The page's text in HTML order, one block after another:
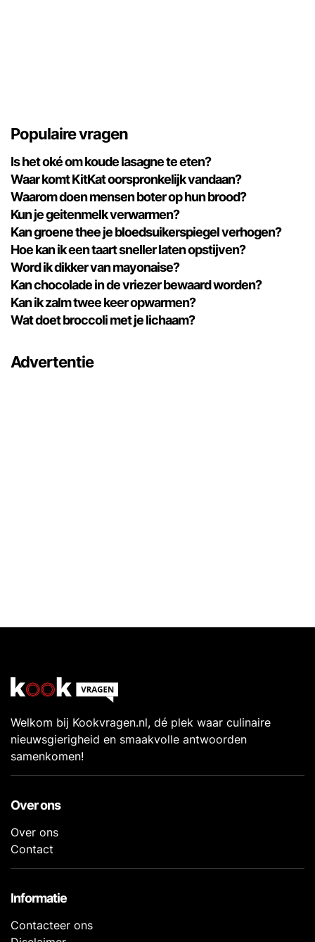
Populaire vragen
Is het oké om koude lasagne te eten?
Waar komt KitKat oorspronkelijk vandaan?
Waarom doen mensen boter op hun brood?
Kun je geitenmelk verwarmen?
Kan groene thee je bloedsuikerspiegel verhogen?
Hoe kan ik een taart sneller laten opstijven?
Word ik dikker van mayonaise?
Kan chocolade in de vriezer bewaard worden?
Kan ik zalm twee keer opwarmen?
Wat doet broccoli met je lichaam?
Advertentie
Welkom bij Kookvragen.nl, dé plek waar culinaire
nieuwsgierigheid en smaakvolle antwoorden
samenkomen!
Over ons
Over ons
Contact
Informatie
Contacteer ons